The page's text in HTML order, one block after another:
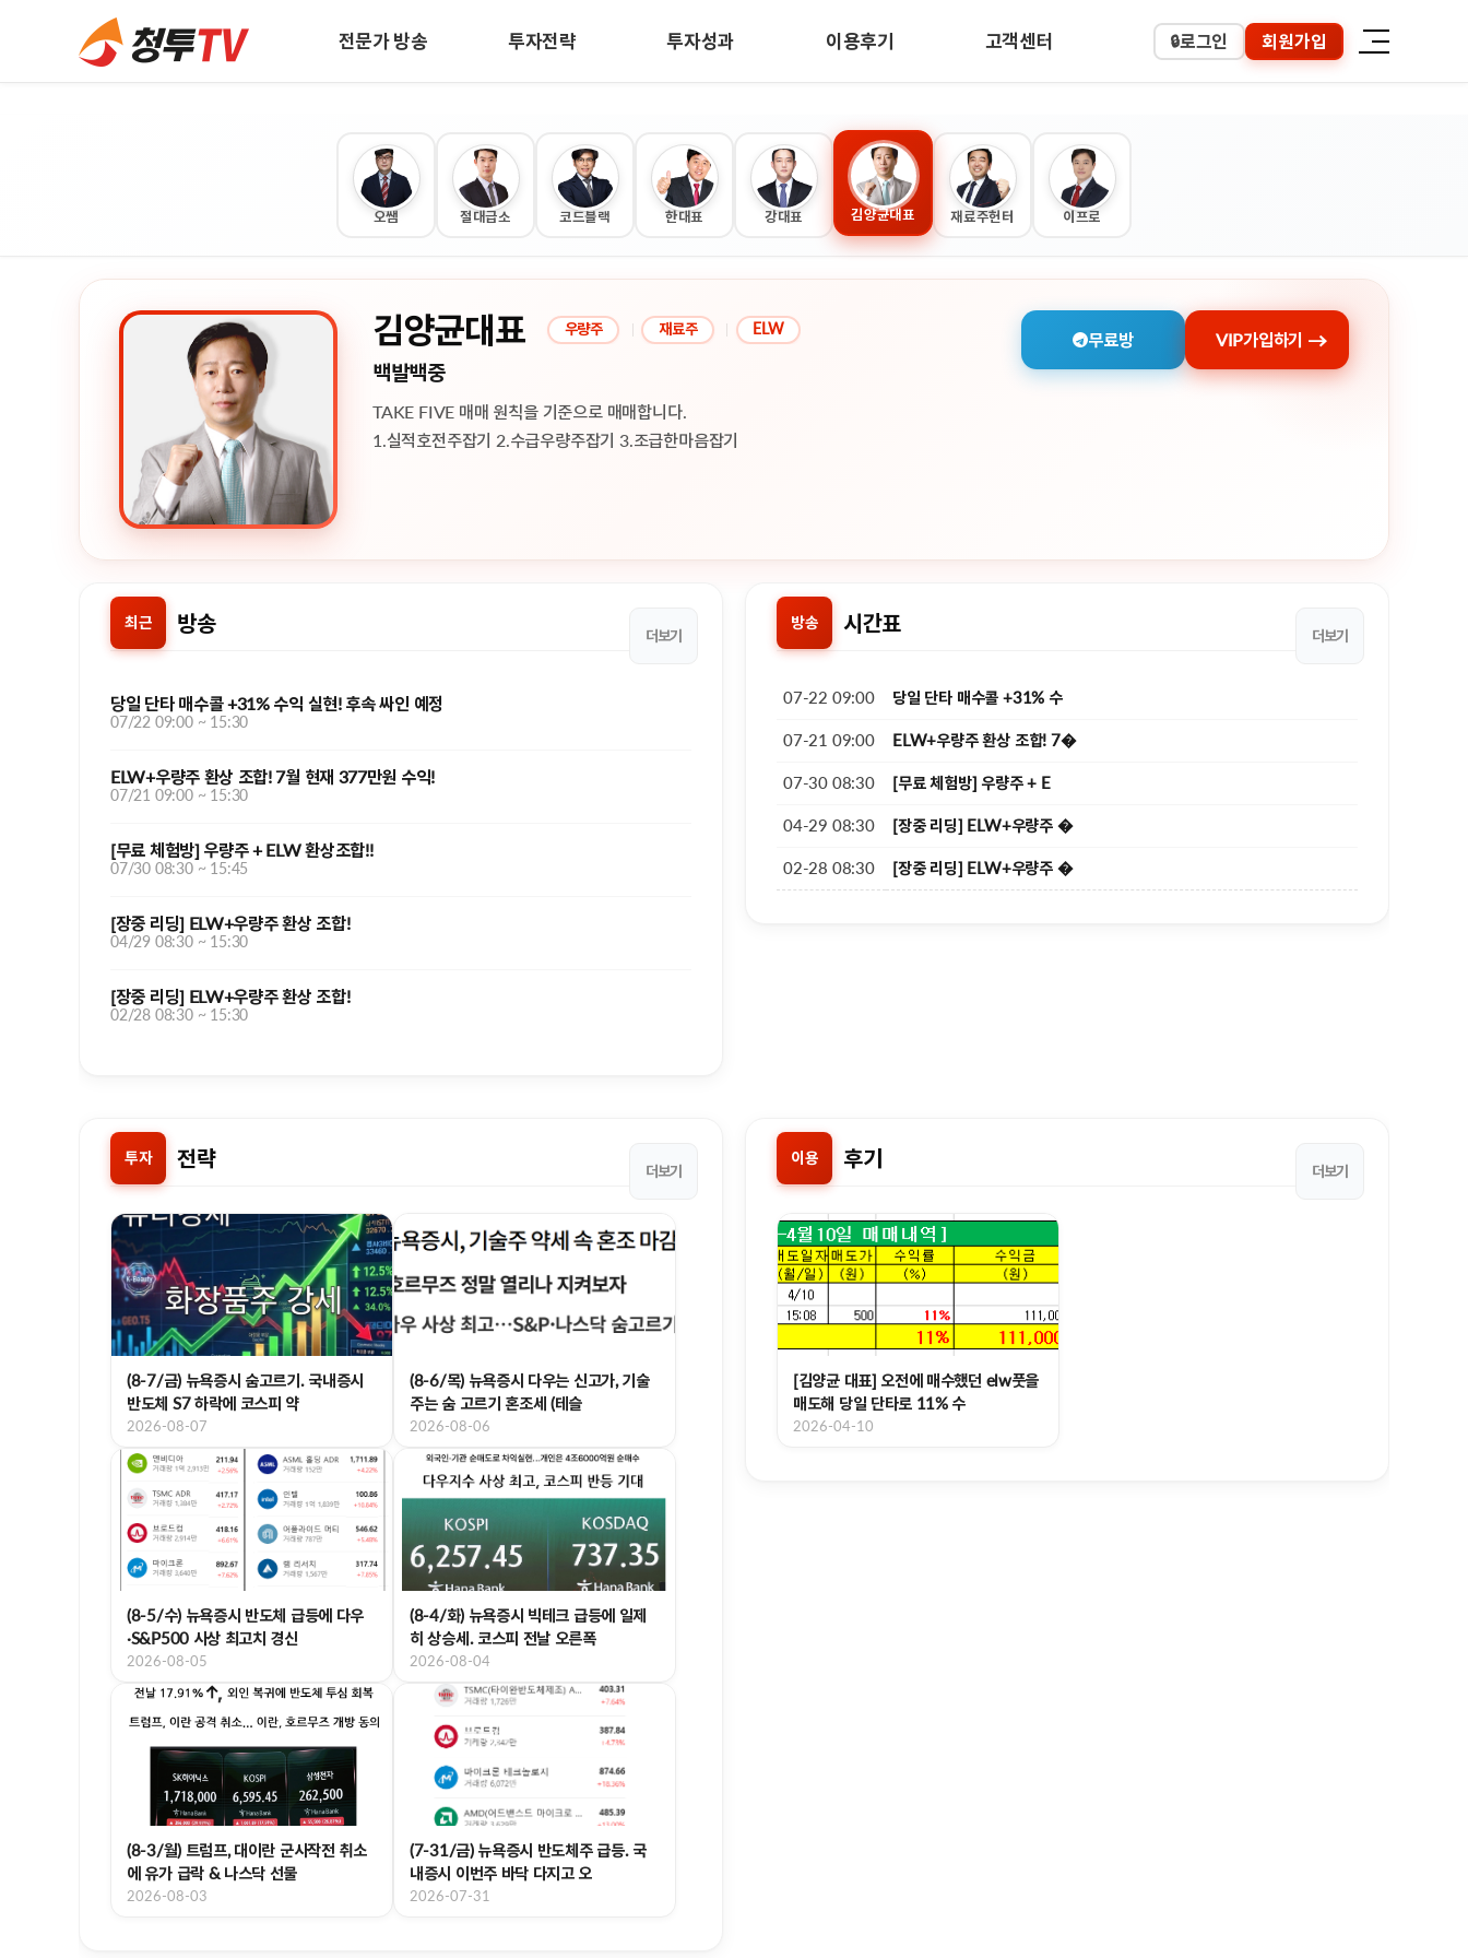
전문가 방송 투자전략 투자성과 이용후기 고객센터 🔒로그인 회원가입
회사소개
전문가시황
투자수익률
전문가 수익내역
이용후기
수익인증
공지사항
방송편성표
자주하는 질문
서비스 이용내역
개인정보변경
오쌤 절대급소 코드블랙 한대표 강대표 김양균대표 재료주헌터 이프로
김양균대표 우량주 재료주 ELW
백발백중
TAKE FIVE 매매 원칙을 기준으로 매매합니다.
1.실적호전주잡기 2.수급우량주잡기 3.조급한마음잡기
무료방 VIP가입하기
최근 방송
더보기
당일 단타 매수콜 +31% 수익 실현! 후속 싸인 예정
07/22 09:00 ~ 15:30
ELW+우량주 환상 조합! 7월 현재 377만원 수익!
07/21 09:00 ~ 15:30
[무료 체험방] 우량주 + ELW 환상조합!!
07/30 08:30 ~ 15:45
[장중 리딩] ELW+우량주 환상 조합!
04/29 08:30 ~ 15:30
[장중 리딩] ELW+우량주 환상 조합!
02/28 08:30 ~ 15:30
방송 시간표
더보기
07-22 09:00 당일 단타 매수콜 +31% 수
07-21 09:00 ELW+우량주 환상 조합! 7�
07-30 08:30 [무료 체험방] 우량주 + E
04-29 08:30 [장중 리딩] ELW+우량주 �
02-28 08:30 [장중 리딩] ELW+우량주 �
투자 전략
더보기
(8-7/금) 뉴욕증시 숨고르기. 국내증시
반도체 S7 하락에 코스피 약
2026-08-07
(8-6/목) 뉴욕증시 다우는 신고가, 기술
주는 숨 고르기 혼조세 (테슬
2026-08-06
(8-5/수) 뉴욕증시 반도체 급등에 다우
·S&P500 사상 최고치 경신
2026-08-05
(8-4/화) 뉴욕증시 빅테크 급등에 일제
히 상승세. 코스피 전날 오른폭
2026-08-04
(8-3/월) 트럼프, 대이란 군사작전 취소
에 유가 급락 & 나스닥 선물
2026-08-03
(7-31/금) 뉴욕증시 반도체주 급등. 국
내증시 이번주 바닥 다지고 오
2026-07-31
이용 후기
더보기
[김양균 대표] 오전에 매수했던 elw풋을
매도해 당일 단타로 11% 수
2026-04-10